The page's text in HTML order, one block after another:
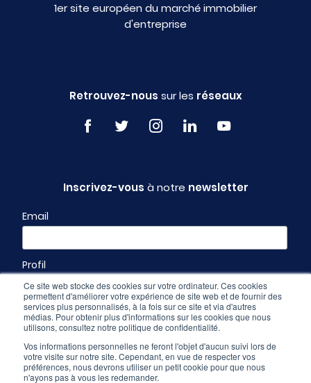
Ce site web stocke des cookies sur votre ordinateur. Ces cookies
permettent d'améliorer votre expérience de site web et de fournir des
services plus personnalisés, à la fois sur ce site et via d'autres
médias. Pour obtenir plus d'informations sur les cookies que nous
utilisons, consultez notre politique de confidentialité.
Vos informations personnelles ne feront l'objet d'aucun suivi lors de
votre visite sur notre site. Cependant, en vue de respecter vos
préférences, nous devrons utiliser un petit cookie pour que nous
n'ayons pas à vous les redemander.
1er site européen du marché immobilier
d'entreprise
Retrouvez-nous sur les réseaux
Inscrivez-vous à notre newsletter
Email
Profil
Espace pro - CGU & mentions légales